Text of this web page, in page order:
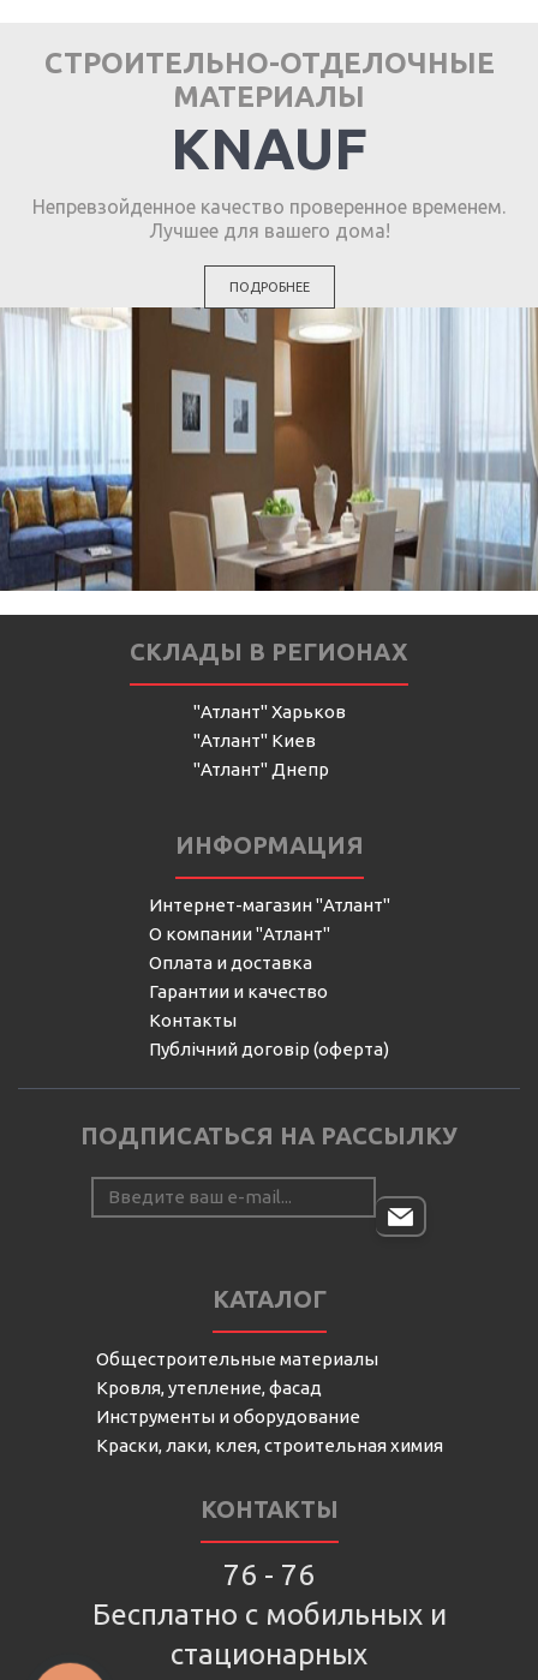
СТРОИТЕЛЬНО-ОТДЕЛОЧНЫЕ
МАТЕРИАЛЫ
KNAUF
Непревзойденное качество проверенное временем.
Лучшее для вашего дома!
ПОДРОБНЕЕ
СКЛАДЫ В РЕГИОНАХ
"Атлант" Харьков
"Атлант" Киев
"Атлант" Днепр
ИНФОРМАЦИЯ
Интернет-магазин "Атлант"
О компании "Атлант"
Оплата и доставка
Гарантии и качество
Контакты
Публічний договір (оферта)
ПОДПИСАТЬСЯ НА РАССЫЛКУ
КАТАЛОГ
Общестроительные материалы
Кровля, утепление, фасад
Инструменты и оборудование
Краски, лаки, клея, строительная химия
КОНТАКТЫ
76 - 76
Бесплатно с мобильных и
стационарных